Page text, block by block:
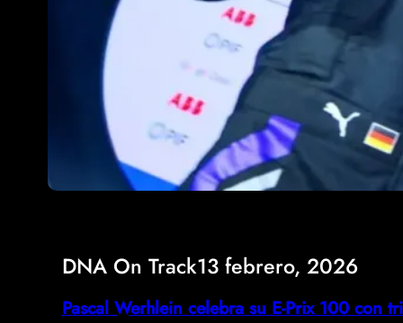
DNA On Track13 febrero, 2026
Pascal Werhlein celebra su E-Prix 100 con